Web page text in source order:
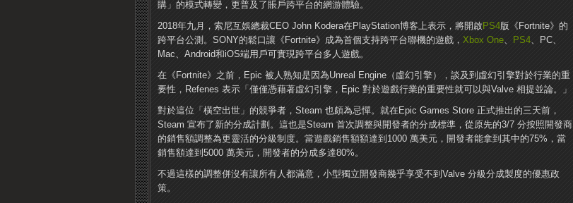
購」的模式轉變，更普及了賬戶跨平台的網游體驗。
2018年九月，索尼互娛總裁CEO John Kodera在PlayStation博客上表示，將開啟PS4版《Fortnite》的
跨平台公測。SONY的鬆口讓《Fortnite》成為首個支持跨平台聯機的遊戲， Xbox One、 PS4、PC、
Mac、Android和iOS端用戶可實現跨平台多人遊戲。
在《Fortnite》之前，Epic 被人熟知是因為Unreal Engine（虛幻引擎），談及到虛幻引擎對於行業的重
要性，Refenes 表示「僅僅憑藉著虛幻引擎，Epic 對於遊戲行業的重要性就可以與Valve 相提並論。」
對於這位「橫空出世」的競爭者，Steam 也頗為忌憚。就在Epic Games Store 正式推出的三天前，
Steam 宣布了新的分成計劃。這也是Steam 首次調整與開發者的分成標準，從原先的3/7 分按照開發商
的銷售額調整為更靈活的分級制度。當遊戲銷售額額達到1000 萬美元，開發者能拿到其中的75%，當
銷售額達到5000 萬美元，開發者的分成多達80%。
不過這樣的調整併沒有讓所有人都滿意，小型獨立開發商幾乎享受不到Valve 分級分成製度的優惠政
策。